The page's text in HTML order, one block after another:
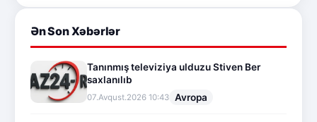
Ən Son Xəbərlər
Tanınmış televiziya ulduzu Stiven Ber
saxlanılıb
07.Avqust.2026 10:43 Avropa